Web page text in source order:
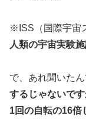
※ISS（国際宇宙
人類の宇宙実験
で、あれ聞いたん
するじゃないです
1回の自転の16倍